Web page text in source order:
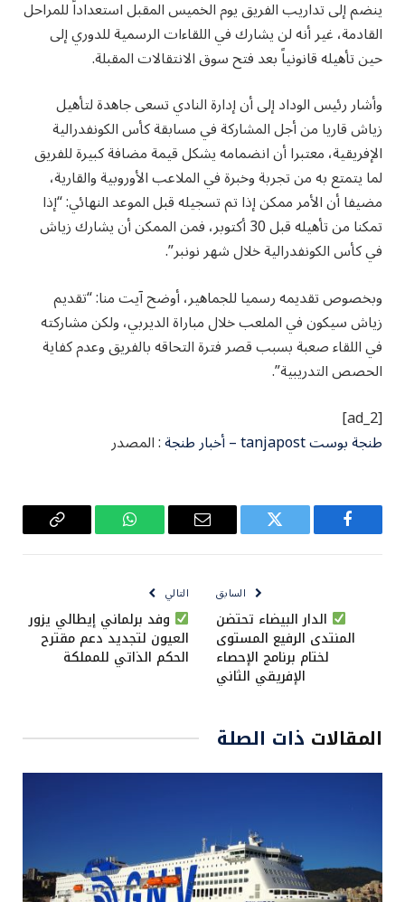
ينضم إلى تداريب الفريق يوم الخميس المقبل استعداداً للمراحل
القادمة، غير أنه لن يشارك في اللقاءات الرسمية للدوري إلى
حين تأهيله قانونياً بعد فتح سوق الانتقالات المقبلة.
وأشار رئيس الوداد إلى أن إدارة النادي تسعى جاهدة لتأهيل
زياش قاريا من أجل المشاركة في مسابقة كأس الكونفدرالية
الإفريقية، معتبرا أن انضمامه يشكل قيمة مضافة كبيرة للفريق
لما يتمتع به من تجربة وخبرة في الملاعب الأوروبية والقارية،
مضيفا أن الأمر ممكن إذا تم تسجيله قبل الموعد النهائي: “إذا
تمكنا من تأهيله قبل 30 أكتوبر، فمن الممكن أن يشارك زياش
في كأس الكونفدرالية خلال شهر نونبر”.
وبخصوص تقديمه رسميا للجماهير، أوضح آيت منا: “تقديم
زياش سيكون في الملعب خلال مباراة الديربي، ولكن مشاركته
في اللقاء صعبة بسبب قصر فترة التحاقه بالفريق وعدم كفاية
الحصص التدريبية”.
[ad_2]
طنجة بوست tanjapost – أخبار طنجة : المصدر
فيسبوك تويتر
البريد
واتساب
Copy
السابق
الدار البيضاء تحتضن
المنتدى الرفيع المستوى
لختام برنامج الإحصاء
الإفريقي الثاني
التالي
وفد برلماني إيطالي يزور
العيون لتجديد دعم مقترح
الحكم الذاتي للمملكة
المقالات ذات الصلة